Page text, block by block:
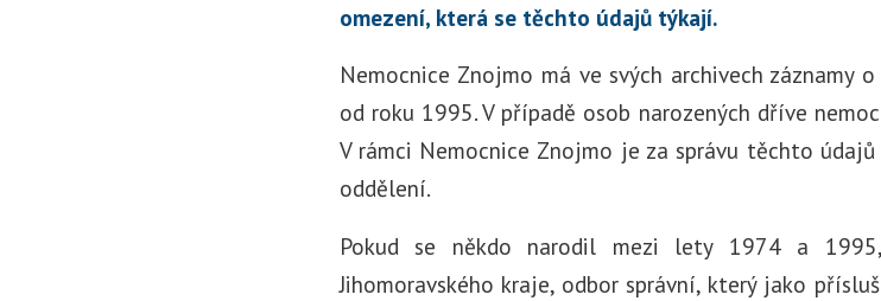
omezení, která se těchto údajů týkají.
Nemocnice Znojmo má ve svých archivech záznamy
od roku 1995. V případě osob narozených dříve
V rámci Nemocnice Znojmo je za správu těchto
oddělení.
Pokud se někdo narodil mezi lety 1974 a
Jihomoravského kraje, odbor správní, který jako